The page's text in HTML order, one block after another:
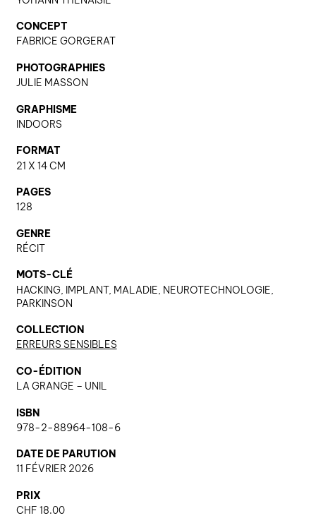
CONCEPT
FABRICE GORGERAT
PHOTOGRAPHIES
JULIE MASSON
GRAPHISME
INDOORS
FORMAT
21 X 14 CM
PAGES
128
GENRE
RÉCIT
MOTS-CLÉ
HACKING, IMPLANT, MALADIE, NEUROTECHNOLOGIE,
PARKINSON
COLLECTION
ERREURS SENSIBLES
CO-ÉDITION
LA GRANGE – UNIL
ISBN
978-2-88964-108-6
DATE DE PARUTION
11 FÉVRIER 2026
PRIX
CHF 18.00